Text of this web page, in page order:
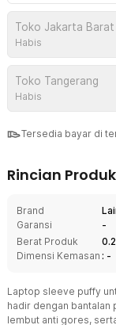
Toko Jakarta Barat
Habis
Toko Tangerang
Habis
Tersedia bayar di
Rincian Produk
Brand
Garansi
-
Berat Produk
Dimensi Kemasan : -
Laptop sleeve puffy
hadir dengan bantalan
lembut anti gores,